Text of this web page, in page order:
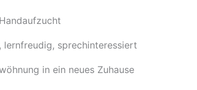
lernfreudig, sprechinteressiert
in ein neues Zuhause